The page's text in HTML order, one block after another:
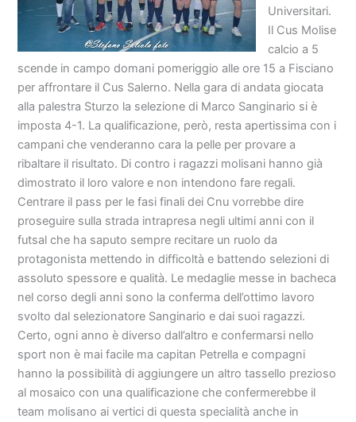
Universitari.
Il Cus Molise
calcio a 5
scende in campo domani pomeriggio alle ore 15 a Fisciano
per affrontare il Cus Salerno. Nella gara di andata giocata
alla palestra Sturzo la selezione di Marco Sanginario si è
imposta 4-1. La qualificazione, però, resta apertissima con i
campani che venderanno cara la pelle per provare a
ribaltare il risultato. Di contro i ragazzi molisani hanno già
dimostrato il loro valore e non intendono fare regali.
Centrare il pass per le fasi finali dei Cnu vorrebbe dire
proseguire sulla strada intrapresa negli ultimi anni con il
futsal che ha saputo sempre recitare un ruolo da
protagonista mettendo in difficoltà e battendo selezioni di
assoluto spessore e qualità. Le medaglie messe in bacheca
nel corso degli anni sono la conferma dell’ottimo lavoro
svolto dal selezionatore Sanginario e dai suoi ragazzi.
Certo, ogni anno è diverso dall’altro e confermarsi nello
sport non è mai facile ma capitan Petrella e compagni
hanno la possibilità di aggiungere un altro tassello prezioso
al mosaico con una qualificazione che confermerebbe il
team molisano ai vertici di questa specialità anche in